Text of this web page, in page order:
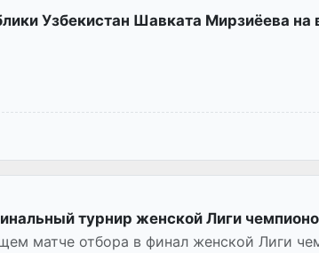
Узбекистан Шавката Мирзиёева на
турнир женской Лиги
матче отбора в финал женской Лиги